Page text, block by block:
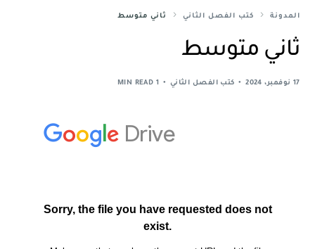
المدونة كتب الفصل الثاني ثاني متوسط
ثاني متوسط
17 نوفمبر، 2024 كتب الفصل الثاني 1 MIN READ